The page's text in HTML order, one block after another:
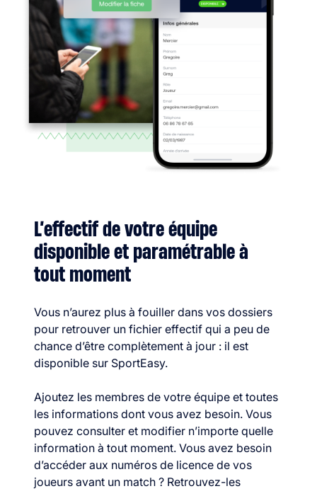
L’effectif de votre équipe
disponible et paramétrable à
tout moment
Vous n’aurez plus à fouiller dans vos dossiers
pour retrouver un fichier effectif qui a peu de
chance d’être complètement à jour : il est
disponible sur SportEasy.
Ajoutez les membres de votre équipe et toutes
les informations dont vous avez besoin. Vous
pouvez consulter et modifier n’importe quelle
information à tout moment. Vous avez besoin
d’accéder aux numéros de licence de vos
joueurs avant un match ? Retrouvez-les